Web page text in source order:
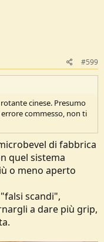
#599
cinese. Presumo
commesso, non ti
di fabbrica
quel sistema
o meno aperto
scandi",
a dare più grip,